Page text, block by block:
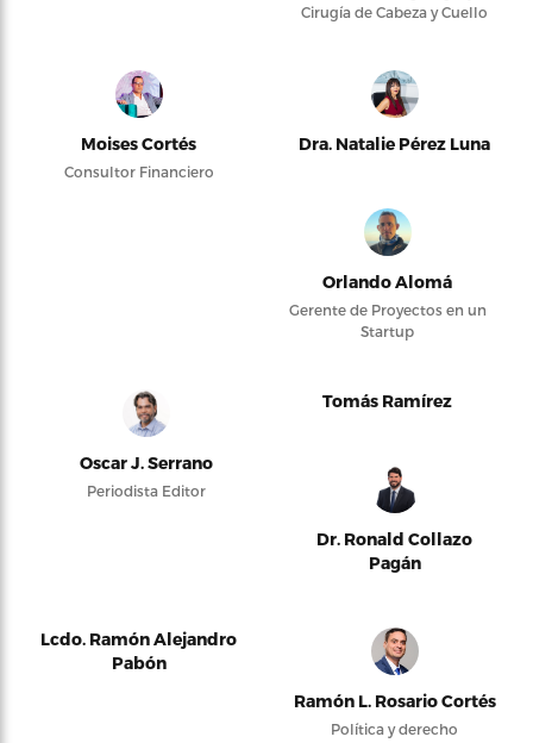
Cirugía de Cabeza y Cuello
Moises Cortés
Consultor Financiero
Dra. Natalie Pérez Luna
Orlando Alomá
Gerente de Proyectos en un
Startup
Oscar J. Serrano
Periodista Editor
Tomás Ramírez
Dr. Ronald Collazo
Pagán
Lcdo. Ramón Alejandro
Pabón
Ramón L. Rosario Cortés
Política y derecho